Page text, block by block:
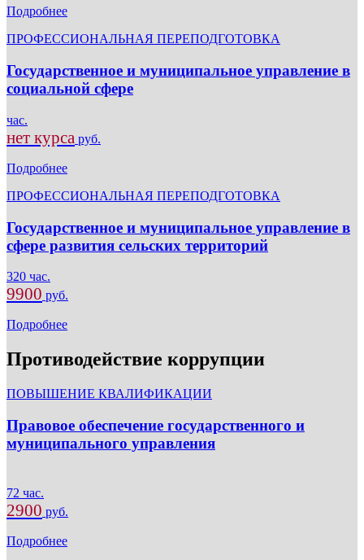
Подробнее
ПРОФЕССИОНАЛЬНАЯ ПЕРЕПОДГОТОВКА
Государственное и муниципальное управление в
социальной сфере
час.
нет курса руб.
Подробнее
ПРОФЕССИОНАЛЬНАЯ ПЕРЕПОДГОТОВКА
Государственное и муниципальное управление в
сфере развития сельских территорий
320 час.
9900 руб.
Подробнее
Противодействие коррупции
ПОВЫШЕНИЕ КВАЛИФИКАЦИИ
Правовое обеспечение государственного и
муниципального управления
72 час.
2900 руб.
Подробнее